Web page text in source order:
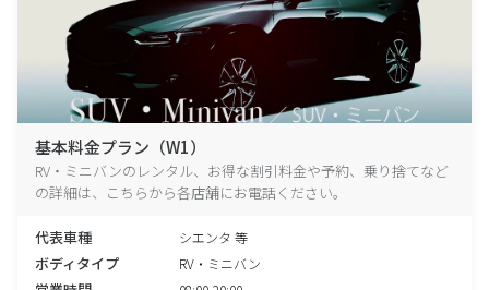
基本料金プラン（W1）
RV・ミニバンのレンタル、お得な割引料金や予約、乗り捨てなど
の詳細は、こちらから各店舗にお電話ください。
代表車種 シエンタ 等
ボディタイプ RV・ミニバン